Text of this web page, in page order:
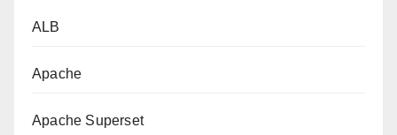
ALB
Apache
Apache Superset